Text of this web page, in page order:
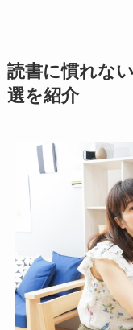
読書に慣れな
選を紹介